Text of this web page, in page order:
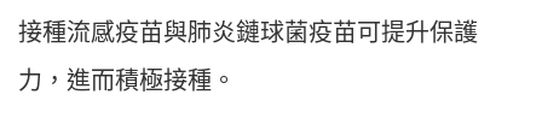
接種流感疫苗與肺炎鏈球菌疫苗可提升保護
力，進而積極接種。